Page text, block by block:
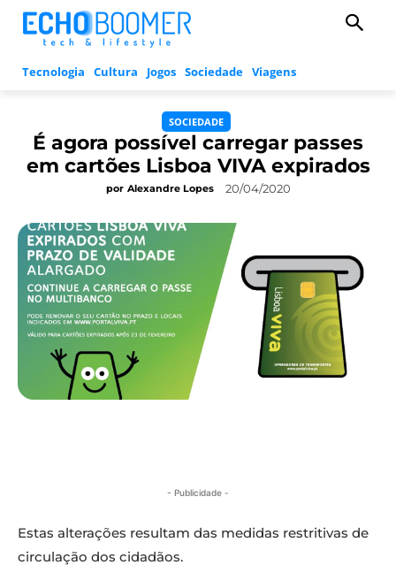
Tecnologia Cultura Jogos Sociedade Viagens
SOCIEDADE
É agora possível carregar passes
em cartões Lisboa VIVA expirados
por Alexandre Lopes 20/04/2020
- Publicidade -
Estas alterações resultam das medidas restritivas de
circulação dos cidadãos.